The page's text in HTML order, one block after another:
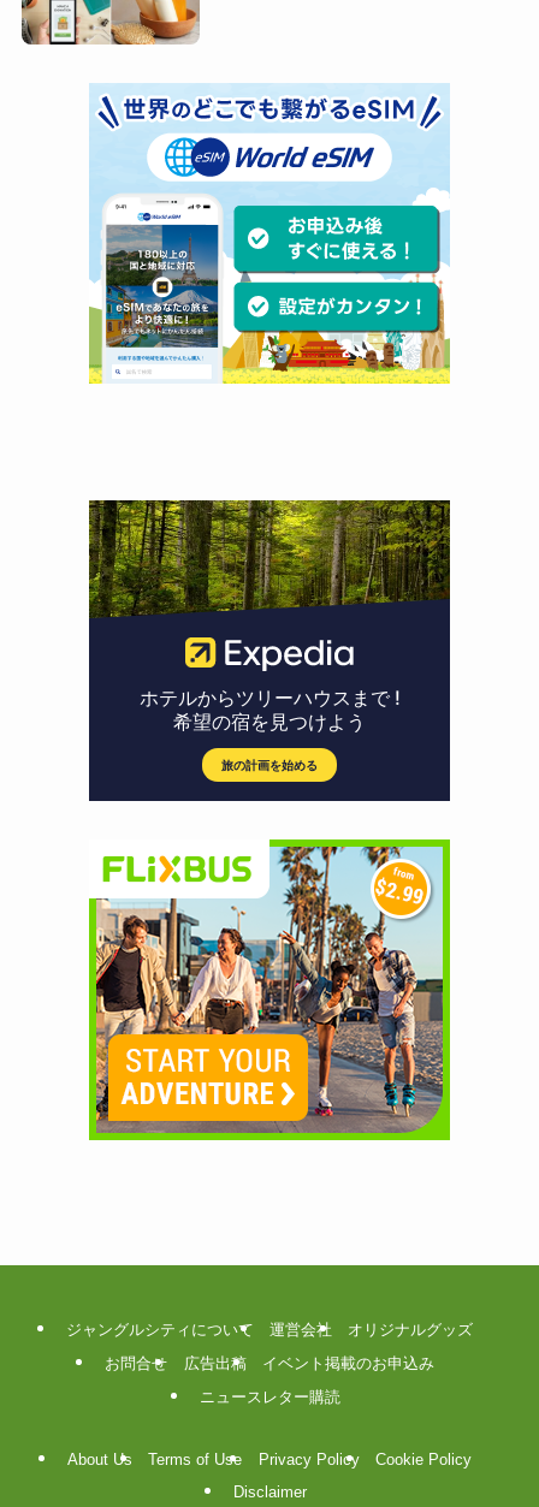
ジャングルシティについて 運営会社
オリジナルグッズ
お問合せ
広告出稿
イベント掲載のお申込み
ニュースレター購読
About Us Terms of Use Privacy Policy
Cookie Policy
Disclaimer